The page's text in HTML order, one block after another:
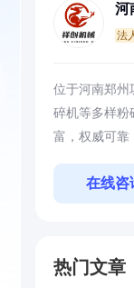
河
法
位于河南郑州
碎机等多样粉
富，权威可靠
在线咨
热门文章